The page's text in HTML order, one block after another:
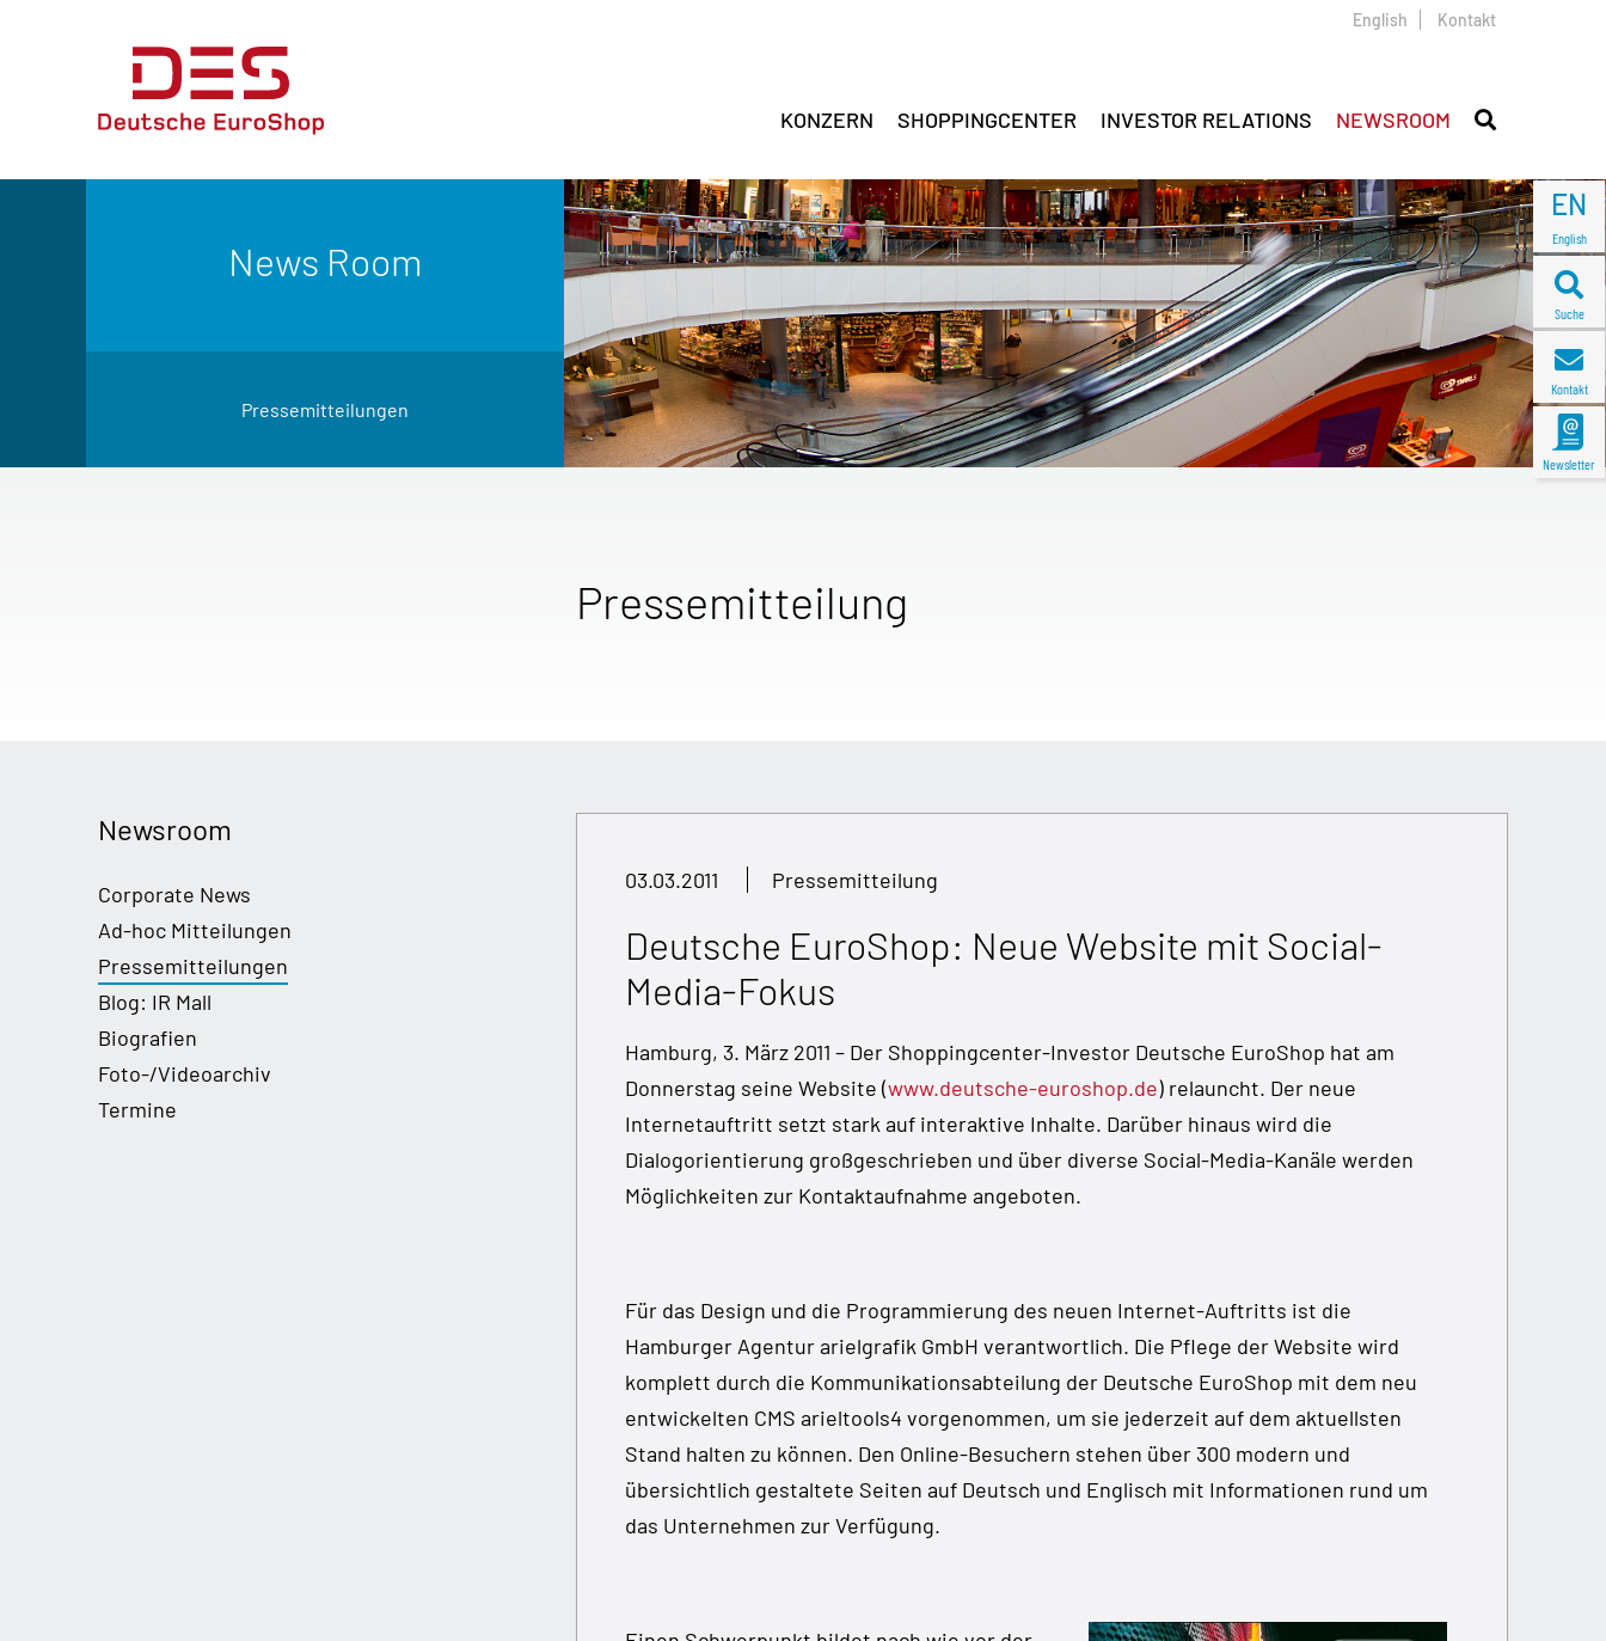
EN
English
Suche
Kontakt
Newsletter
English Kontakt
KONZERN SHOPPINGCENTER INVESTOR RELATIONS NEWSROOM
News Room
Pressemitteilungen
Pressemitteilung
Newsroom
Corporate News
Ad-hoc Mitteilungen
Pressemitteilungen
Blog: IR Mall
Biografien
Foto-/Videoarchiv
Termine
03.03.2011 Pressemitteilung
Deutsche EuroShop: Neue Website mit Social-
Media-Fokus
Hamburg, 3. März 2011 – Der Shoppingcenter-Investor Deutsche EuroShop hat am
Donnerstag seine Website (www.deutsche-euroshop.de) relauncht. Der neue
Internetauftritt setzt stark auf interaktive Inhalte. Darüber hinaus wird die
Dialogorientierung großgeschrieben und über diverse Social-Media-Kanäle werden
Möglichkeiten zur Kontaktaufnahme angeboten.
Für das Design und die Programmierung des neuen Internet-Auftritts ist die
Hamburger Agentur arielgrafik GmbH verantwortlich. Die Pflege der Website wird
komplett durch die Kommunikationsabteilung der Deutsche EuroShop mit dem neu
entwickelten CMS arieltools4 vorgenommen, um sie jederzeit auf dem aktuellsten
Stand halten zu können. Den Online-Besuchern stehen über 300 modern und
übersichtlich gestaltete Seiten auf Deutsch und Englisch mit Informationen rund um
das Unternehmen zur Verfügung.